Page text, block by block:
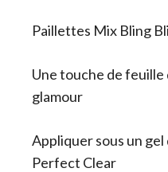
2.50 €.1.20 €.
Paillettes Mix Bling
Une touche de
glamour
Appliquer sous un
Perfect Clear